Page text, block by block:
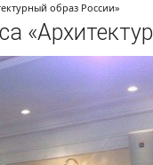
образ России»